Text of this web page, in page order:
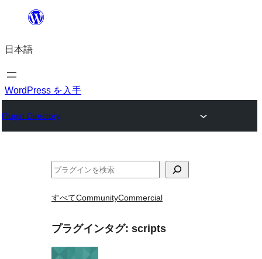
を
ス
キ
プ
日本語
WordPress を入手
Plugin Directory
検
すべてCommunityCommercial
プラグインタグ: scripts